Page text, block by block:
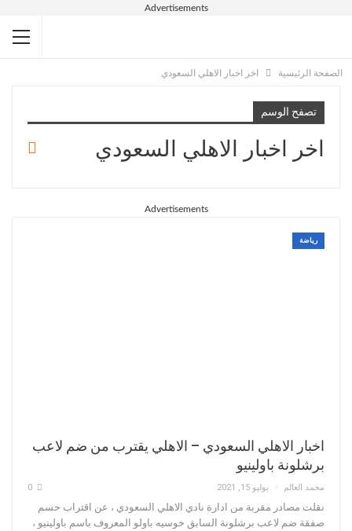
Advertisements
الصفحة الرئيسية اخر اخبار الاهلي السعودي
تصفح الوسم
اخر اخبار الاهلي السعودي
Advertisements
رياضة
اخبار الاهلي السعودي – الاهلي يقترب من ضم لاعب
برشلونة باولينيو
محمد العالم يوليو 15, 2021
نقلت مصادر مقربة من ادارة نادي الاهلي السعودي ، عن اقتراب حسم
صفقة ضم لاعب برشلونة السابق خوسيه باولو المعروف باسم باولينيو ،